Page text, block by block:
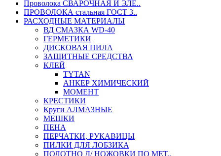
Проволока СВАРОЧНАЯ И ЭЛЕ..
ПРОВОЛОКА стальная ГОСТ 3..
РАСХОДНЫЕ МАТЕРИАЛЫ
ВД СМАЗКА WD-40
ГЕРМЕТИКИ
ДИСКОВАЯ ПИЛА
ЗАЩИТНЫЕ СРЕДСТВА
КЛЕЙ
TYTAN
АНКЕР ХИМИЧЕСКИЙ
МОМЕНТ
КРЕСТИКИ
Круги АЛМАЗНЫЕ
МЕШКИ
ПЕНА
ПЕРЧАТКИ, РУКАВИЦЫ
ПИЛКИ ДЛЯ ЛОБЗИКА
ПОЛОТНО Д/ НОЖОВКИ ПО МЕТ..